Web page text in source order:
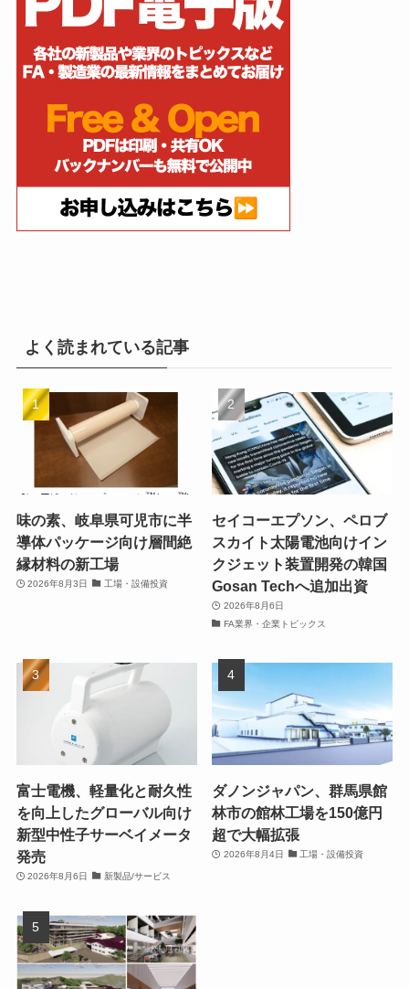
よく読まれている記事
味の素、岐阜県可児市に半
導体パッケージ向け層間絶
縁材料の新工場
2026年8月3日 工場・設備投資
セイコーエプソン、ペロブ
スカイト太陽電池向けイン
クジェット装置開発の韓国
Gosan Techへ追加出資
2026年8月6日
FA業界・企業トピックス
富士電機、軽量化と耐久性
を向上したグローバル向け
新型中性子サーベイメータ
発売
2026年8月6日 新製品/サービス
ダノンジャパン、群馬県館
林市の館林工場を150億円
超で大幅拡張
2026年8月4日 工場・設備投資